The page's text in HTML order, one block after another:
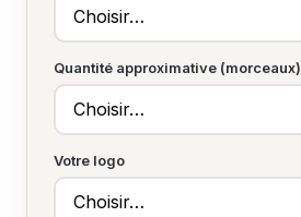
Quantité approximative (morceaux)
Votre logo